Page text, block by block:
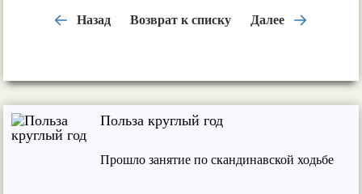
Польза круглый год
Прошло занятие по скандинавской ходьбе
Назад Возврат к списку Далее